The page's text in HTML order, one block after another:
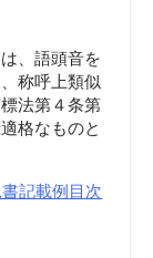
、語頭音を
称呼上類似
法第４条第
格なものと
記載例目次